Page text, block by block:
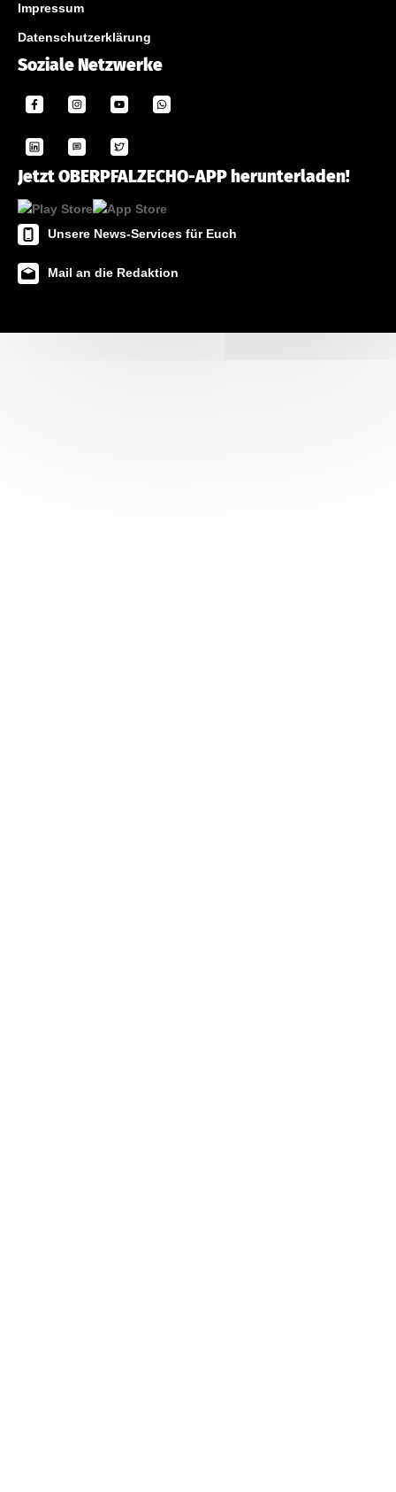
Impressum
Datenschutzerklärung
Soziale Netzwerke
Jetzt OBERPFALZECHO-APP herunterladen!
Unsere News-Services für Euch
Mail an die Redaktion